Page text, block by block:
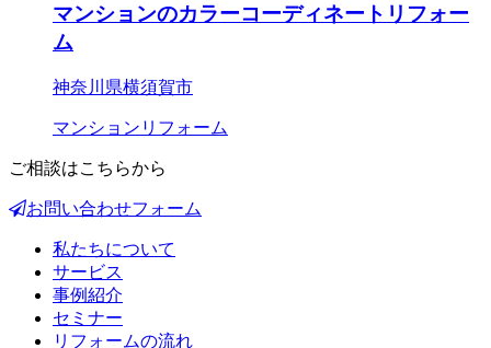
マンションのカラーコーディネートリフォー
ム
神奈川県横須賀市
マンションリフォーム
ご相談はこちらから
お問い合わせフォーム
私たちについて
サービス
事例紹介
セミナー
リフォームの流れ